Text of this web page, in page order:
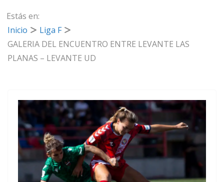
Estás en:
Inicio
Liga F
GALERIA DEL ENCUENTRO ENTRE LEVANTE LAS
PLANAS – LEVANTE UD